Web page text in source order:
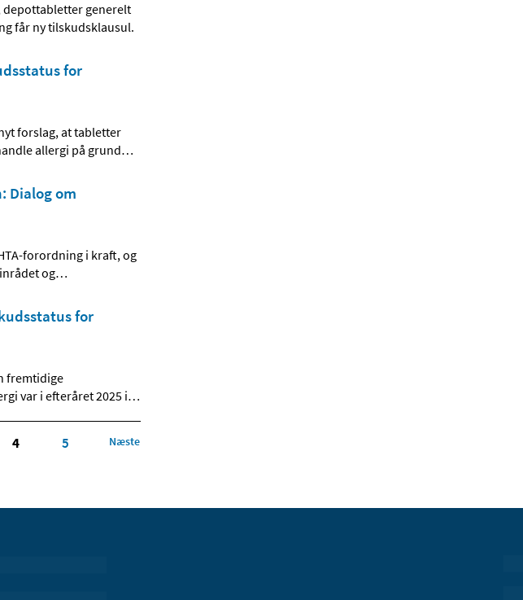
depottabletter generelt
får ny tilskudsklausul.
for
forslag, at tabletter
allergi på grund…
Dialog om
forordning i kraft, og
og…
for
fremtidige
var i efteråret 2025 i…
4 5 Næste